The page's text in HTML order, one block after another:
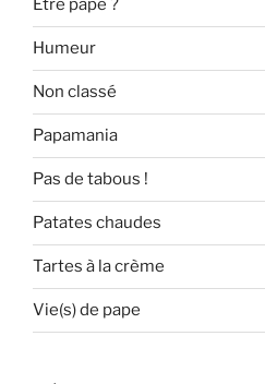
Etre pape ?
Humeur
Non classé
Papamania
Pas de tabous !
Patates chaudes
Tartes à la crème
Vie(s) de pape